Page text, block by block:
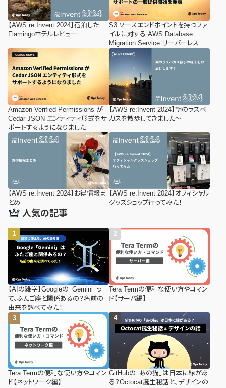
【AWS re:Invent 2024】宿泊した
Flamingoホテルレビュー
S3 ソースエンドポイントを持つファ
イルに対する AWS Database
Migration Service サーバーレスサ
ポートの一般提供開始を発表
Amazon Verified Permissions が
Cedar JSON エンティティ形式をサ
ポートするようになりました
【AWS re:Invent 2024】朝のラスベ
ガスを散歩してきました～
【AWS re:Invent 2024】お得情報ま
とめ
【AWS re:Invent 2024】オフィシャル
グッズショップ行ってみた！
人気の記事
【AIの雑学】Googleの「Gemini」っ
て、ふたご座と関係あるの？名前の
由来を調べてみた！
Tera Termの便利な使い方やコマン
ド【サーバ編】
Tera Termの便利な使い方やコマン
ド【ネットワーク編】
GitHubの「あの猫」は日本に縁があ
る？Octocat誕生秘話と、デザインの